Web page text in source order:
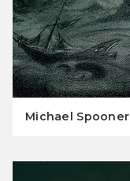
Michael Spooner